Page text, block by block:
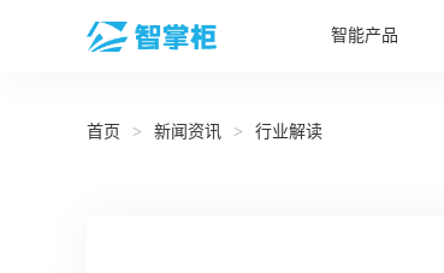
智能产品
首页 > 新闻资讯 > 行业解读